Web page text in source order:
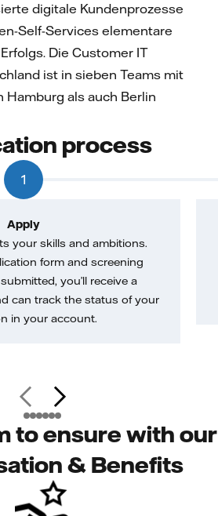
digitale Kundenprozesse
Self-Services elementare
Die Customer IT
ist in sieben Teams mit
Hamburg als auch Berlin
process
1
Apply
your skills and ambitions.
form and screening
you’ll receive a
can track the status of your
in your account.
to ensure with our
& Benefits